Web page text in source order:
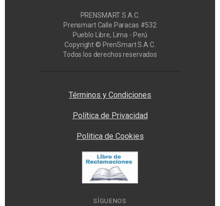
PRENSMART S.A.C.
Prensmart Calle Paracas #532
Pueblo Libre, Lima - Perú
Copyright © PrenSmart S.A.C.
Todos los derechos reservados
Términos y Condiciones
Política de Privacidad
Politica de Cookies
SÍGUENOS